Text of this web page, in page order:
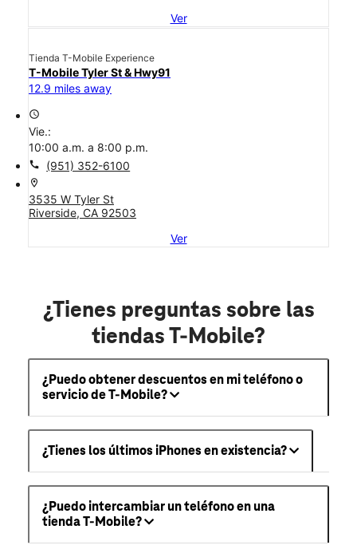
Ver
Tienda T-Mobile Experience
T-Mobile Tyler St & Hwy91
12.9 miles away
access_time
Vie.:
10:00 a.m. a 8:00 p.m.
call (951) 352-6100
location_on
3535 W Tyler St
Riverside, CA 92503
Ver
¿Tienes preguntas sobre las
tiendas T-Mobile?
¿Puedo obtener descuentos en mi teléfono o
servicio de T-Mobile?
¿Tienes los últimos iPhones en existencia?
¿Puedo intercambiar un teléfono en una
tienda T-Mobile?